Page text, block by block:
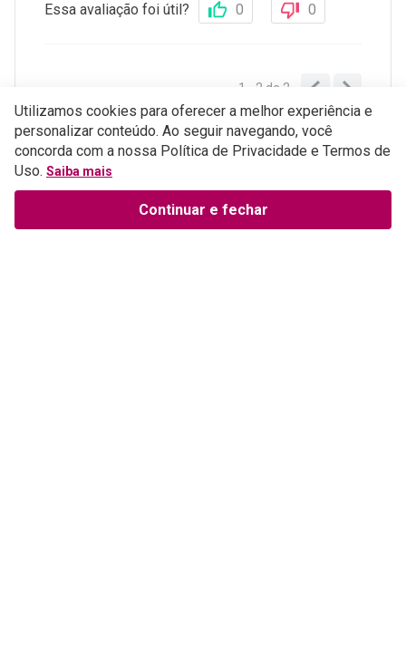
Essa avaliação foi útil? 0 0
1 - 2 de 2
Perguntas e respostas
ESCREVER AVALIAÇÃO
Utilizamos cookies para oferecer a melhor experiência e
personalizar conteúdo. Ao seguir navegando, você
concorda com a nossa Política de Privacidade e Termos de
Uso. Saiba mais
Continuar e fechar